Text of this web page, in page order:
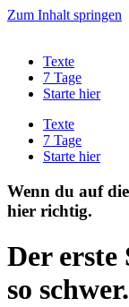
Zum Inhalt springen
Texte
7 Tage
Starte hier
Texte
7 Tage
Starte hier
Wenn du auf
hier richtig.​
Der
so